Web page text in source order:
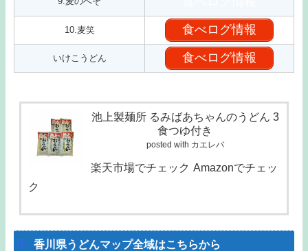
10.麦笑 食べログ情報
いけこうどん 食べログ情報
池上製麺所 るみばあちゃんのうどん 3
食つゆ付き
posted with カエレバ
楽天市場でチェック Amazonでチェッ
ク
香川県うどんマップ全域はこちらから